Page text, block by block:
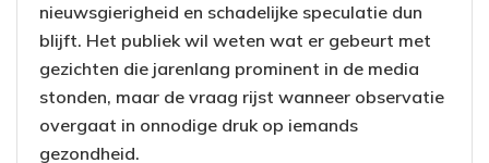
nieuwsgierigheid en schadelijke speculatie dun
blijft. Het publiek wil weten wat er gebeurt met
gezichten die jarenlang prominent in de media
stonden, maar de vraag rijst wanneer observatie
overgaat in onnodige druk op iemands
gezondheid.